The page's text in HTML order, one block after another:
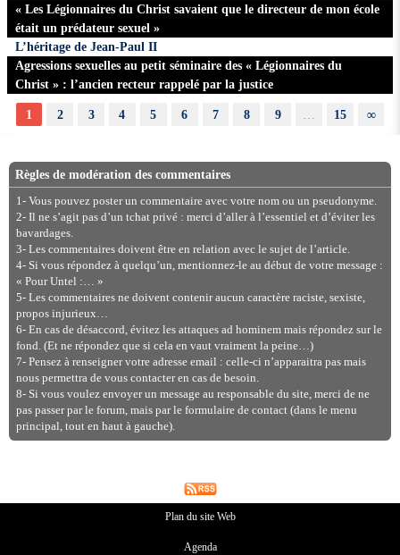
« Les Légionnaires du Christ savaient que le directeur de mon école
était un prédateur sexuel »
L’héritage de Jean-Paul II
Agressions sexuelles au petit séminaire des « Légionnaires du
Christ » : l’ancien recteur rappelé par la justice
1 2 3 4 5 6 7 8 9 15 ∞
Règles de modération des commentaires
1- Vous pouvez poster un commentaire avec votre nom ou un pseudonyme.
2- Il ne s’agit pas d’un tchat privé : merci d’aller à l’essentiel et d’éviter les
bavardages.
3- Les commentaires doivent être en relation avec le sujet de l’article.
4- Si vous répondez à quelqu’un, mentionnez-le au début de votre message :
« Pour Untel :… »
5- Les commentaires ne doivent contenir aucun caractère raciste, sexiste,
propos injurieux…
6- En cas de désaccord, évitez les attaques ad hominem mais répondez sur le
fond. (Et ne répondez que si cela en vaut vraiment la peine…)
7- Pensez à renseigner votre adresse email : celle-ci n’apparaitra pas mais
nous permettra de vous contacter en cas de besoin.
8- Si vous voulez envoyer un message au responsable du site, merci de ne
pas passer par le forum, mais par le formulaire de contact (dans le menu
principal, tout en haut à gauche).
Plan du site Web
Agenda